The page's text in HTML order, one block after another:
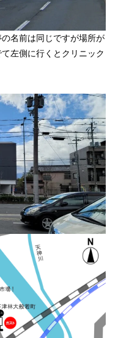
名前は同じですが場所が
左側に行くとクリニック